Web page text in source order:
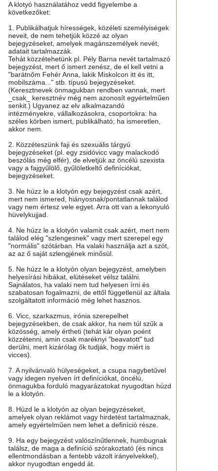
A klotyó használatához vedd figyelembe a
következőket:
1. Publikálhatjuk hírességek, közéleti személyiségek
neveit, de nem tehetjük közzé az olyan
bejegyzéseket, amelyek magánszemélyek nevét,
adatait tartalmazzák.
Tehát közzétehetünk pl. Pély Barna nevét tartalmazó
bejegyzést, mert ő ismert zenész, de el kell vetni a
"barátnőm Fehér Anna, lakik Miskolcon itt és itt,
mobilszáma..." stb. típusú bejegyzéseket.
(Keresztnevek önmagukban rendben vannak, mert
_csak_ keresztnév még nem azonosít egyértelműen
senkit.) Ugyanez az elv alkalmazandó
intézményekre, vállalkozásokra, csoportokra: ha
széles körben ismert, publikálható; ha ismeretlen,
akkor nem.
2. Közzéteszünk faji és szexuális tárgyú
bejegyzéseket (pl. egy zsidóvicc vagy malackodó
beszólás még elfér), de elvetjük az öncélú szexista
vagy a fajgyűlölő, gyűlöletkeltő definíciókat,
bejegyzéseket.
3. Ne húzz le a klotyón egy bejegyzést csak azért,
mert nem ismered, hiányosnak/pontatlannak találod
vagy nem értesz vele egyet. Arra ott van a lekonyuló
hüvelykujjad.
4. Ne húzz le a klotyón valamit csak azért, mert nem
találod elég "szlengesnek" vagy mert szerepel egy
"normális" szótárban. Ha valaki használja azt a szót,
az az ő saját szlengjének minősül.
5. Ne húzz le a klotyón olyan bejegyzést, amelyben
helyesírási hibákat, elütéseket vélsz találni.
Sajnálatos, ha valaki nem tud helyesen írni és
szabatosan fogalmazni, de ettől függetlenül az általa
szolgáltatott információ még lehet hasznos.
6. Vicc, szarkazmus, irónia szerepelhet
bejegyzésekben, de csak akkor, ha nem túl szűk a
közösség, amely értheti (tehát kár olyan poént
közzétenni, amin csak maréknyi "beavatott" tud
derülni, mert kizárólag ők tudják, hogy miért is
vicces).
7. A nyilvánvaló hülyeségeket, a csupa nagybetűvel
vagy idegen nyelven írt definíciókat, öncélú,
önmagukba forduló magyarázatokat nyugodtan húzd
le a klotyón.
8. Húzd le a klotyón az olyan bejegyzéseket,
amelyek olyan reklámot vagy hirdetést tartalmaznak,
amely egyértelműen nem lehet a definíció része.
9. Ha egy bejegyzést valószínűtlennek, humbugnak
találsz, de maga a definíció szórakoztató (és nincs
ellentmondásban a fentebb vázolt irányelvekkel),
akkor nyugodtan engedd át.